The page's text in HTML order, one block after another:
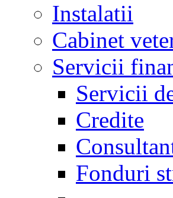
Instalatii
Cabinet
Servicii
Servicii
Credite
Fonduri